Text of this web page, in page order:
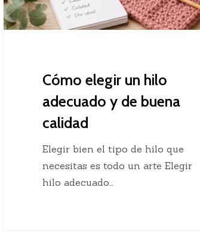
calidad
Cómo elegir un hilo
adecuado y de buena
calidad
Elegir bien el tipo de hilo que
necesitas es todo un arte Elegir
hilo adecuado…